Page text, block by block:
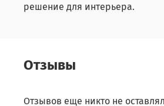
решение для интерьера.
Отзывы
Отзывов еще никто не оставлял